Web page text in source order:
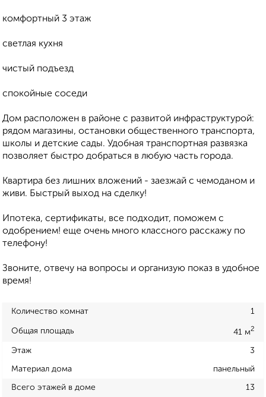
комфортный 3 этаж
светлая кухня
чистый подъезд
спокойные соседи
Дом расположен в районе с развитой инфраструктурой:
рядом магазины, остановки общественного транспорта,
школы и детские сады. Удобная транспортная развязка
позволяет быстро добраться в любую часть города.
Квартира без лишних вложений - заезжай с чемоданом и
живи. Быстрый выход на сделку!
Ипотека, сертификаты, все подходит, поможем с
одобрением! еще очень много классного расскажу по
телефону!
Звоните, отвечу на вопросы и организую показ в удобное
время!
Количество комнат 1
Общая площадь 41 м2
Этаж 3
Материал дома панельный
Всего этажей в доме 13